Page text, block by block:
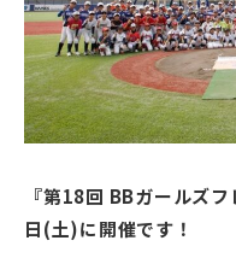
『第18回 BBガールズ
日(土)に開催です！